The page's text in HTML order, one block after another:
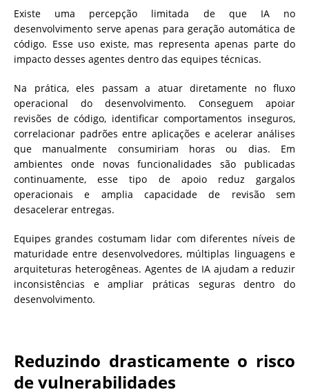
Existe uma percepção limitada de que IA no
desenvolvimento serve apenas para geração automática de
código. Esse uso existe, mas representa apenas parte do
impacto desses agentes dentro das equipes técnicas.
Na prática, eles passam a atuar diretamente no fluxo
operacional do desenvolvimento. Conseguem apoiar
revisões de código, identificar comportamentos inseguros,
correlacionar padrões entre aplicações e acelerar análises
que manualmente consumiriam horas ou dias. Em
ambientes onde novas funcionalidades são publicadas
continuamente, esse tipo de apoio reduz gargalos
operacionais e amplia capacidade de revisão sem
desacelerar entregas.
Equipes grandes costumam lidar com diferentes níveis de
maturidade entre desenvolvedores, múltiplas linguagens e
arquiteturas heterogêneas. Agentes de IA ajudam a reduzir
inconsistências e ampliar práticas seguras dentro do
desenvolvimento.
Reduzindo drasticamente o risco
de vulnerabilidades